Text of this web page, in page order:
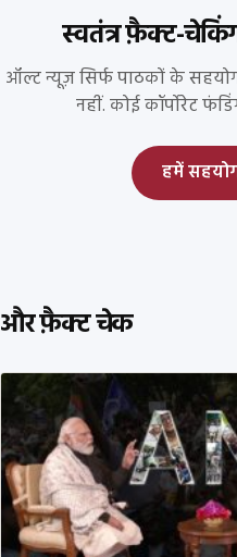
स्वतंत्र फ़ैक्ट-
ऑल्ट न्यूज़ सिर्फ पाठकों के
नहीं. कोई कॉर्पोरेट
हमें
और फ़ैक्ट चेक